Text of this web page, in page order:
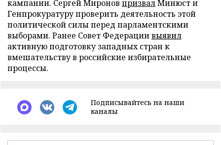
кампании. Сергей Миронов призвалМинюст и
Генпрокуратуру проверить деятельность этой
политической силы перед парламентскими
выборами. Ранее Совет Федерациивыявил
активную подготовку западных стран к
вмешательству в российские избирательные
процессы.
Подписывайтесь на наши
каналы